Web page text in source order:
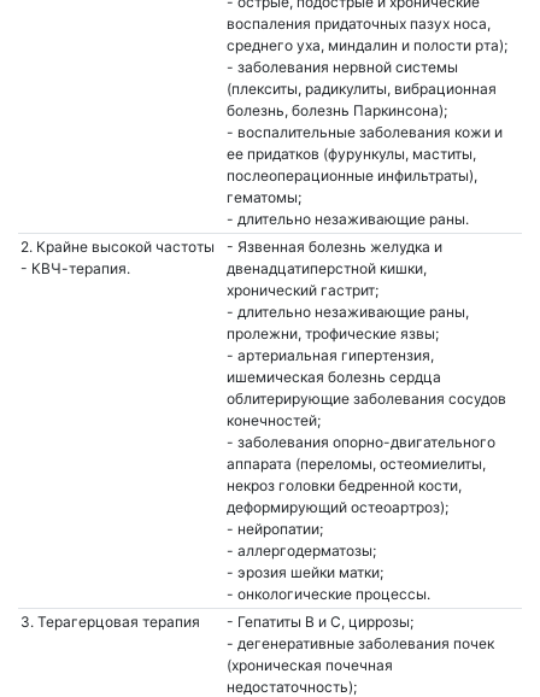
воспаления придаточных пазух носа,
среднего уха, миндалин и полости рта);
- заболевания нервной системы
(плекситы, радикулиты, вибрационная
болезнь, болезнь Паркинсона);
- воспалительные заболевания кожи и
ее придатков (фурункулы, маститы,
послеоперационные инфильтраты),
гематомы;
- длительно незаживающие раны.
2. Крайне высокой частоты
- КВЧ-терапия.
- Язвенная болезнь желудка и
двенадцатиперстной кишки,
хронический гастрит;
- длительно незаживающие раны,
пролежни, трофические язвы;
- артериальная гипертензия,
ишемическая болезнь сердца
облитерирующие заболевания сосудов
конечностей;
- заболевания опорно-двигательного
аппарата (переломы, остеомиелиты,
некроз головки бедренной кости,
деформирующий остеоартроз);
- нейропатии;
- аллергодерматозы;
- эрозия шейки матки;
- онкологические процессы.
3. Терагерцовая терапия
- Гепатиты B и C, циррозы;
- дегенеративные заболевания почек
(хроническая почечная
недостаточность);